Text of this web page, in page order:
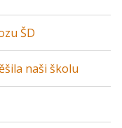
ŠD
naši školu